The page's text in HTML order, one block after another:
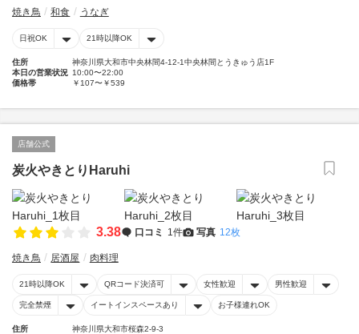
焼き鳥 和食 うなぎ
日祝OK 21時以降OK
住所
神奈川県大和市中央林間4-12-1中央林間とうきゅう店1F
本日の営業状況 10:00〜22:00
価格帯
￥107〜￥539
店舗公式
炭火やきとりHaruhi
3.38 口コミ 1件 写真 12枚
焼き鳥 居酒屋 肉料理
21時以降OK QRコード決済可 女性歓迎 男性歓迎
完全禁煙 イートインスペースあり お子様連れOK
住所
神奈川県大和市桜森2-9-3